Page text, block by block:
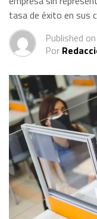
tasa de éxito en sus
Published on
Por